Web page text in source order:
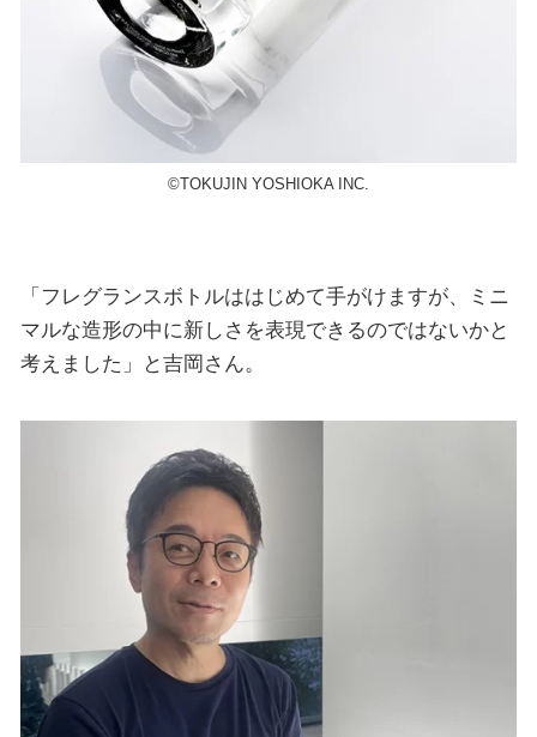
©️TOKUJIN YOSHIOKA INC.
「フレグランスボトルははじめて手がけますが、ミニ
マルな造形の中に新しさを表現できるのではないかと
考えました」と吉岡さん。